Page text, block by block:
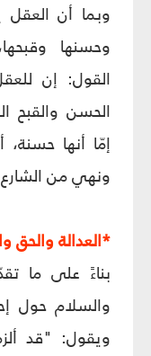
وبما أن
وحسنها
القول: إن
الحسن والقبح
إمّا أنها
ونهي من
*العدالة والحق
بناءً على ما
والسلام حول
ويقول: "قد